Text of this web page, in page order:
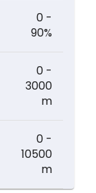
0 -
90%
0 -
3000
m
0 -
10500
m